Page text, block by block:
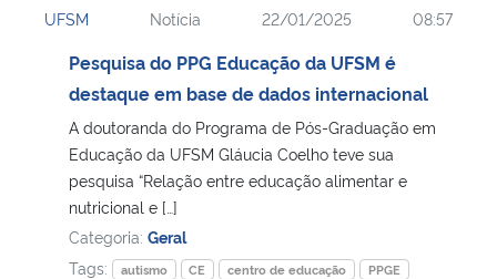
Ministério da Cidadania
Ministério da Saúde
Ministério de Minas e Energia
Ministério da Ciência, Tecnologia, Inovações e Comunicações
Ministério do Meio Ambiente
UFSM Notícia 22/01/2025 08:57
Pesquisa do PPG Educação da UFSM é
destaque em base de dados internacional
A doutoranda do Programa de Pós-Graduação em
Educação da UFSM Gláucia Coelho teve sua
pesquisa “Relação entre educação alimentar e
nutricional e […]
Categoria: Geral
Tags:
autismo CE centro de educação
PPGE